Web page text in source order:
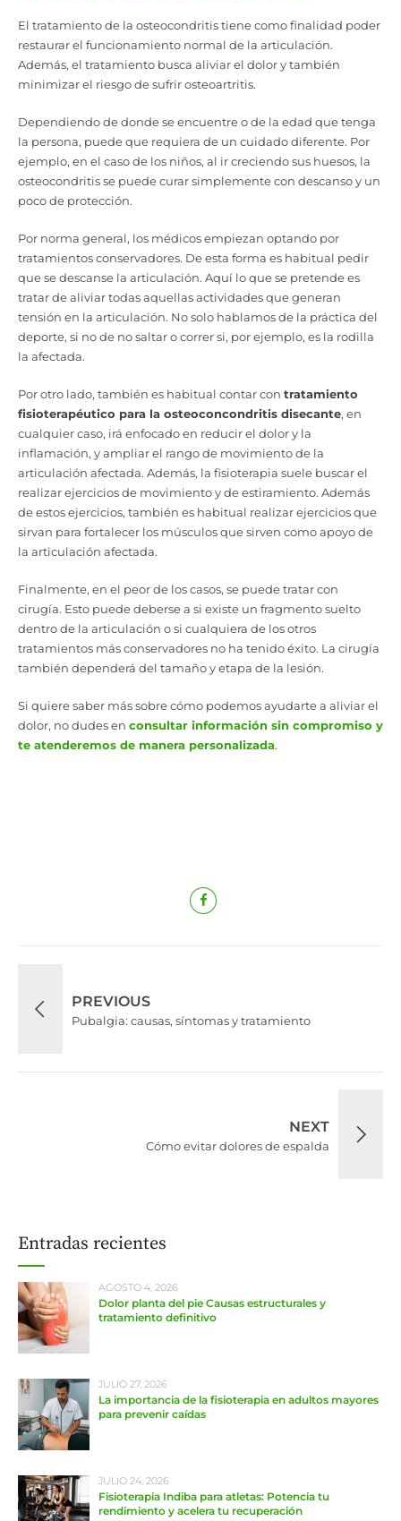
El tratamiento de la osteocondritis tiene como finalidad poder
restaurar el funcionamiento normal de la articulación.
Además, el tratamiento busca aliviar el dolor y también
minimizar el riesgo de sufrir osteoartritis.
Dependiendo de donde se encuentre o de la edad que tenga
la persona, puede que requiera de un cuidado diferente. Por
ejemplo, en el caso de los niños, al ir creciendo sus huesos, la
osteocondritis se puede curar simplemente con descanso y un
poco de protección.
Por norma general, los médicos empiezan optando por
tratamientos conservadores. De esta forma es habitual pedir
que se descanse la articulación. Aquí lo que se pretende es
tratar de aliviar todas aquellas actividades que generan
tensión en la articulación. No solo hablamos de la práctica del
deporte, si no de no saltar o correr si, por ejemplo, es la rodilla
la afectada.
Por otro lado, también es habitual contar con tratamiento
fisioterapéutico para la osteoconcondritis disecante, en
cualquier caso, irá enfocado en reducir el dolor y la
inflamación, y ampliar el rango de movimiento de la
articulación afectada. Además, la fisioterapia suele buscar el
realizar ejercicios de movimiento y de estiramiento. Además
de estos ejercicios, también es habitual realizar ejercicios que
sirvan para fortalecer los músculos que sirven como apoyo de
la articulación afectada.
Finalmente, en el peor de los casos, se puede tratar con
cirugía. Esto puede deberse a si existe un fragmento suelto
dentro de la articulación o si cualquiera de los otros
tratamientos más conservadores no ha tenido éxito. La cirugía
también dependerá del tamaño y etapa de la lesión.
Si quiere saber más sobre cómo podemos ayudarte a aliviar el
dolor, no dudes en consultar información sin compromiso y
te atenderemos de manera personalizada.
PREVIOUS
Pubalgia: causas, síntomas y tratamiento
NEXT
Cómo evitar dolores de espalda
Entradas recientes
AGOSTO 4, 2026
Dolor planta del pie Causas estructurales y
tratamiento definitivo
JULIO 27, 2026
La importancia de la fisioterapia en adultos mayores
para prevenir caídas
JULIO 24, 2026
Fisioterapia Indiba para atletas: Potencia tu
rendimiento y acelera tu recuperación